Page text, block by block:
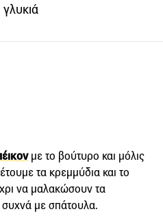
με το βούτυρο και μόλις
τα κρεμμύδια και το
να μαλακώσουν τα
με σπάτουλα.